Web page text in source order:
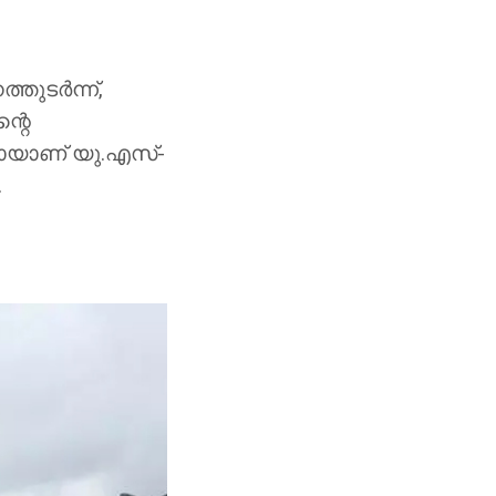
യു.എസ്-